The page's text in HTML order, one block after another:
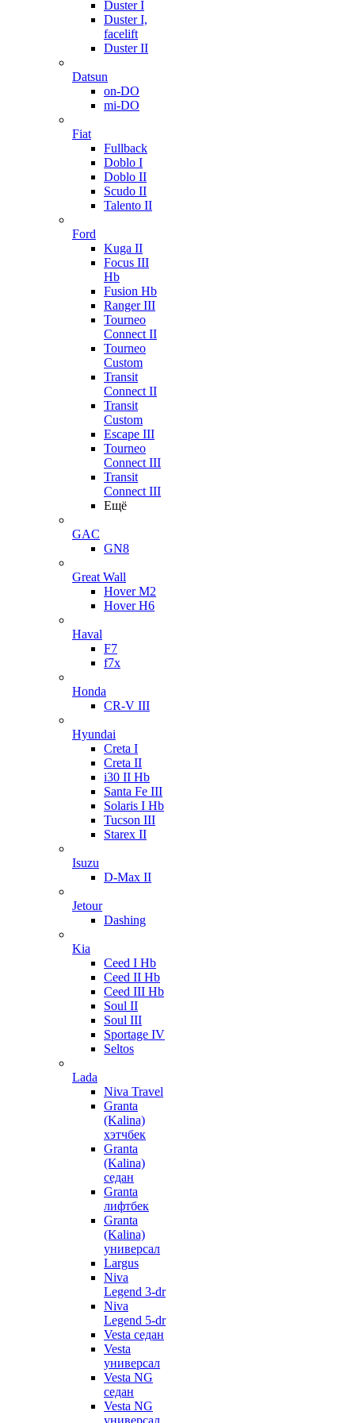
Duster I
Duster I,
facelift
Duster II
Datsun
on-DO
mi-DO
Fiat
Fullback
Doblo I
Doblo II
Scudo II
Talento II
Ford
Kuga II
Focus III
Hb
Fusion Hb
Ranger III
Tourneo
Connect II
Tourneo
Custom
Transit
Connect II
Transit
Custom
Escape III
Tourneo
Connect III
Transit
Connect III
Ещё
GAC
GN8
Great Wall
Hover M2
Hover H6
Haval
F7
f7x
Honda
CR-V III
Hyundai
Creta I
Creta II
i30 II Hb
Santa Fe III
Solaris I Hb
Tucson III
Starex II
Isuzu
D-Max II
Jetour
Dashing
Kia
Ceed I Hb
Ceed II Hb
Ceed III Hb
Soul II
Soul III
Sportage IV
Seltos
Lada
Niva Travel
Granta
(Kalina)
хэтчбек
Granta
(Kalina)
седан
Granta
лифтбек
Granta
(Kalina)
универсал
Largus
Niva
Legend 3-dr
Niva
Legend 5-dr
Vesta седан
Vesta
универсал
Vesta NG
седан
Vesta NG
универсал